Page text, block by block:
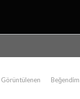
Görüntülenen
Beğendim